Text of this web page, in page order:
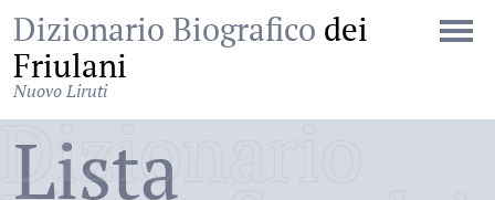
Dizionario Biografico dei
Friulani
Nuovo Liruti
Dizionario
Lista